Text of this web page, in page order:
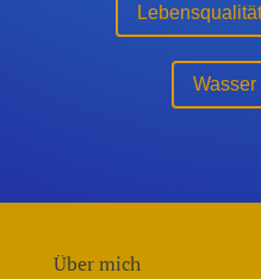
Wasser
Über mich